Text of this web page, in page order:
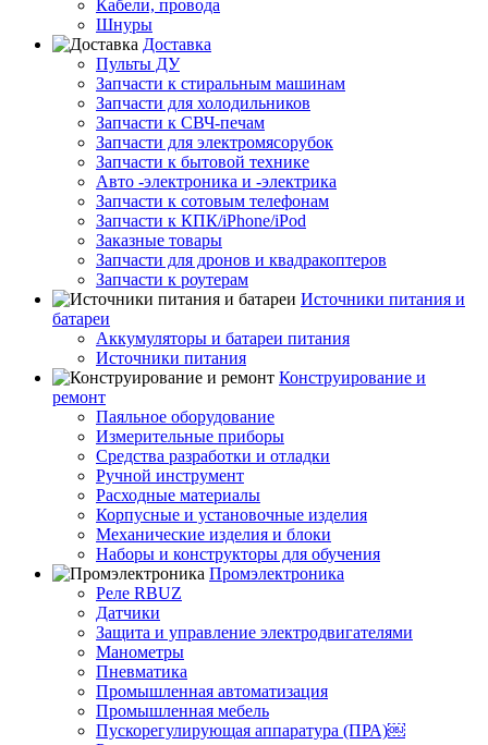
Кабели, провода
Шнуры
Доставка
Пульты ДУ
Запчасти к стиральным машинам
Запчасти для холодильников
Запчасти к СВЧ-печам
Запчасти для электромясорубок
Запчасти к бытовой технике
Авто -электроника и -электрика
Запчасти к сотовым телефонам
Запчасти к КПК/iPhone/iPod
Заказные товары
Запчасти для дронов и квадракоптеров
Запчасти к роутерам
Источники питания и
батареи
Аккумуляторы и батареи питания
Источники питания
Конструирование и
ремонт
Паяльное оборудование
Измерительные приборы
Средства разработки и отладки
Ручной инструмент
Расходные материалы
Корпусные и установочные изделия
Механические изделия и блоки
Наборы и конструкторы для обучения
Промэлектроника
Реле RBUZ
Датчики
Защита и управление электродвигателями
Манометры
Пневматика
Промышленная автоматизация
Промышленная мебель
Пускорегулирующая аппаратура (ПРА)￼